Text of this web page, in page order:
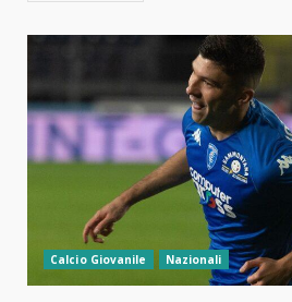
Calcio Giovanile Nazionali